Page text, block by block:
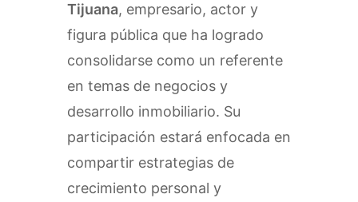
Tijuana, empresario, actor y
figura pública que ha logrado
consolidarse como un referente
en temas de negocios y
desarrollo inmobiliario. Su
participación estará enfocada en
compartir estrategias de
crecimiento personal y